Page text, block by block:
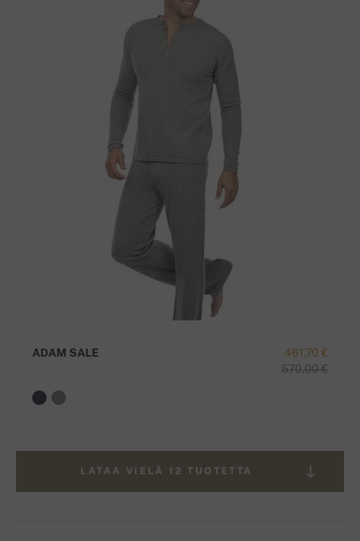
461,70 €
570,00 €
ADAM SALE
LATAA VIELÄ 12 TUOTETTA